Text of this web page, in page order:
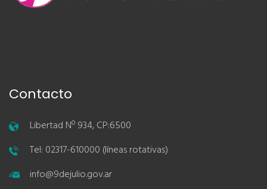
Contacto
Libertad Nº 934, CP:6500
Tel: 02317-610000 (líneas rotativas)
info@9dejulio.gov.ar